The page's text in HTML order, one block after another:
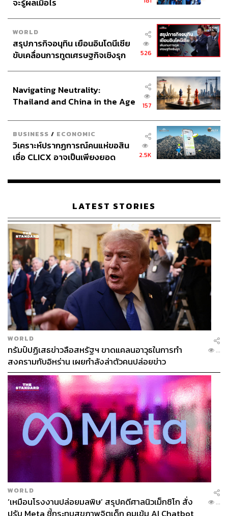
จะรู้ผลเมื่อไร
WORLD
สรุปภารกิจอนุทิน เยือนอินโดนีเซีย
ขับเคลื่อนการทูตเศรษฐกิจเชิงรุก
526
Navigating Neutrality:
Thailand and China in the Age
157
BUSINESS / ECONOMIC
วิเคราะห์ปรากฏการณ์คนแห่ขอสิน
เชื่อ CLICX อาจเป็นเพียงยอด
เรือนไทยที่ถูกซุกไว้
2.5K
LATEST STORIES
WORLD
ทรัมป์ปฏิเสธข่าวลือสหรัฐฯ ขาดแคลนอาวุธในการทำ
สงครามกับอิหร่าน เผยกำลังล่าตัวคนปล่อยข่าว
...
WORLD
‘เหมือนโรงงานปล่อยมลพิษ’ สรุปคดีศาลนิวเม็กซิโก สั่ง
...